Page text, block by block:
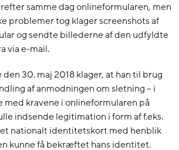
samme dag onlineformularen, men
problemer tog klager screenshots af
og sendte billederne af den udfyldte
via e-mail.
30. maj 2018 klager, at han til brug
af anmodningen om sletning – i
med kravene i onlineformularen på
indsende legitimation i form af f.eks.
nationalt identitetskort med henblik
kunne få bekræftet hans identitet.